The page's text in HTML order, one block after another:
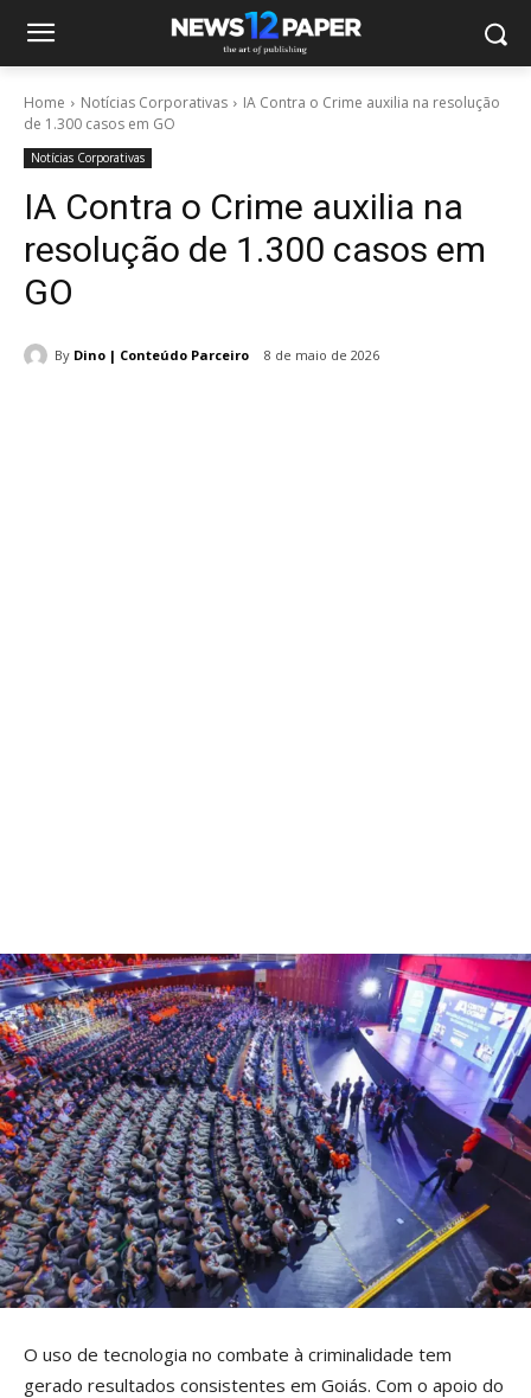
Home Notícias Corporativas
IA Contra o Crime auxilia na resolução
de 1.300 casos em GO
Notícias Corporativas
IA Contra o Crime auxilia na
resolução de 1.300 casos em
GO
By Dino | Conteúdo Parceiro 8 de maio de 2026
O uso de tecnologia no combate à criminalidade tem
gerado resultados consistentes em Goiás. Com o apoio do